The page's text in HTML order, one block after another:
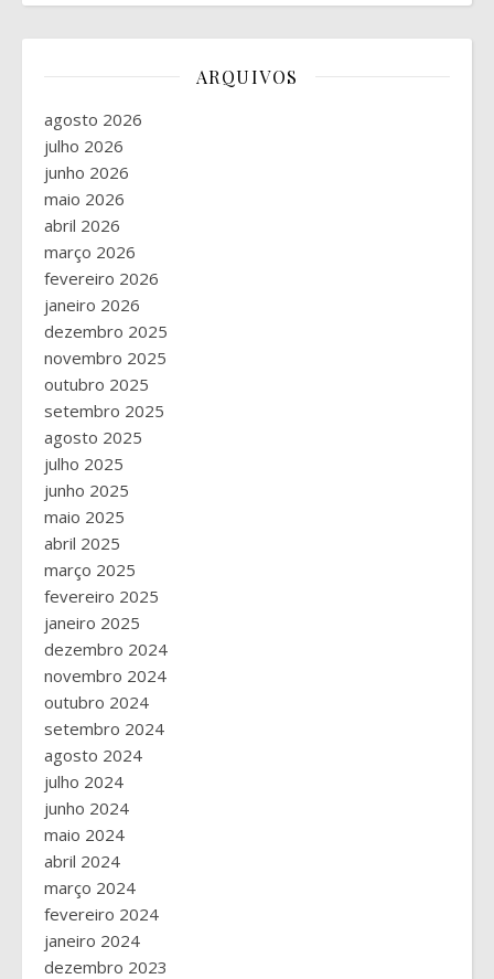
ARQUIVOS
agosto 2026
julho 2026
junho 2026
maio 2026
abril 2026
março 2026
fevereiro 2026
janeiro 2026
dezembro 2025
novembro 2025
outubro 2025
setembro 2025
agosto 2025
julho 2025
junho 2025
maio 2025
abril 2025
março 2025
fevereiro 2025
janeiro 2025
dezembro 2024
novembro 2024
outubro 2024
setembro 2024
agosto 2024
julho 2024
junho 2024
maio 2024
abril 2024
março 2024
fevereiro 2024
janeiro 2024
dezembro 2023